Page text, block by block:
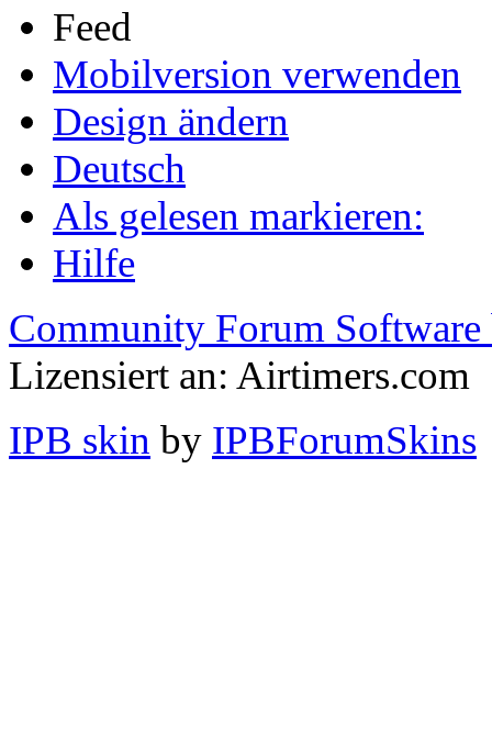
Mobilversion verwenden
Design ändern
Deutsch
Als gelesen markieren:
Hilfe
Community Forum Software
Lizensiert an: Airtimers.com
IPB skin by IPBForumSkins